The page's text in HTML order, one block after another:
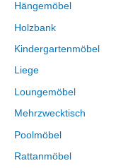
Hängemöbel
Holzbank
Kindergartenmöbel
Liege
Loungemöbel
Mehrzwecktisch
Poolmöbel
Rattanmöbel